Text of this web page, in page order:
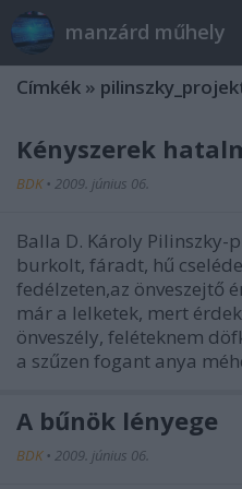
manzárd műhely
Címkék »
Kényszerek
BDK • 2009. június 06.
Balla D. Károly
burkolt, fáradt, hű
fedélzeten,az önveszejtő
már a lelketek, mert
önveszély, feléteknem
a szűzen fogant anya
A bűnök lényege
BDK • 2009. június 06.